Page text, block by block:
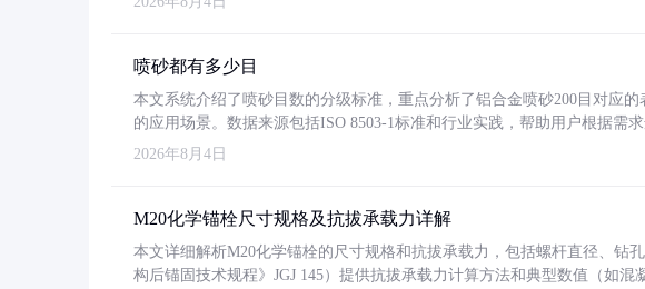
喷砂都有多少目
本文系统介绍了喷砂目数的分级标准，重点分析了铝合金喷砂200目对应
的应用场景。数据来源包括ISO 8503-1标准和行业实践，帮助用户根据需求
2026年8月4日
M20化学锚栓尺寸规格及抗拔承载力详解
本文详细解析M20化学锚栓的尺寸规格和抗拔承载力，包括螺杆直径、钻
构后锚固技术规程》JGJ 145）提供抗拔承载力计算方法和典型数值（如混